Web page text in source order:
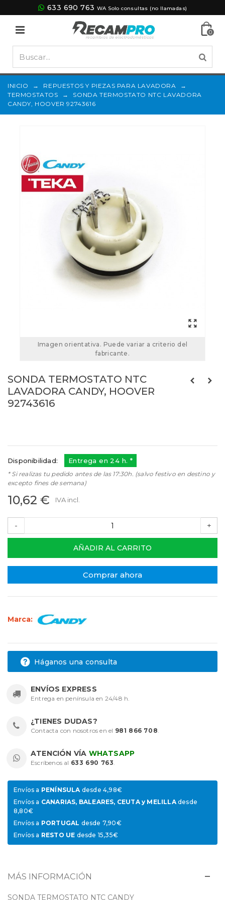
633 690 763 WA Solo consultas (no llamadas)
0
INICIO → REPUESTOS Y PIEZAS PARA LAVADORA
→
TERMOSTATOS
→
SONDA TERMOSTATO NTC LAVADORA
CANDY, HOOVER 92743616
Imagen orientativa. Puede variar a criterio del
fabricante.
SONDA TERMOSTATO NTC
LAVADORA CANDY, HOOVER
92743616
Disponibilidad: Entrega en 24 h. *
* Si realizas tu pedido antes de las 17:30h. (salvo festivo en destino y
excepto fines de semana)
10,62 € IVA incl.
- +
AÑADIR AL CARRITO
Comprar ahora
Marca:
Háganos una consulta
ENVÍOS EXPRESS
Entrega en península en 24/48 h.
¿TIENES DUDAS?
Contacta con nosotros en el 981 866 708.
ATENCIÓN VÍA WHATSAPP
Escríbenos al 633 690 763.
Envíos a PENÍNSULAdesde 4,98€
Envíos a CANARIAS, BALEARES, CEUTA y MELILLAdesde
8,80€
Envíos a PORTUGAL desde 7,90€
Envíos a RESTO UE desde 15,35€
MÁS INFORMACIÓN
SONDA TERMOSTATO NTC CANDY